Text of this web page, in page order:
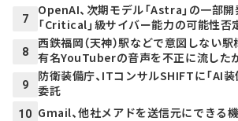
7
OpenAI、次期モデル「Astra」の一部
「Critical」級サイバー能力の可能性否
8
西鉄福岡（天神）駅などで意図しない
有名YouTuberの音声を不正に流した
9
防衛装備庁、ITコンサルSHIFTに「AI
委託
10 Gmail、他社メアドを送信元にできる